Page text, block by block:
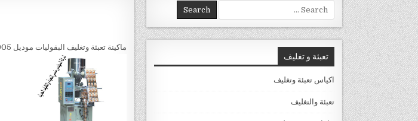
ماكينة تعبئة وتغليف البقوليات موديل 905 ماركة المهندس منسى
Search for:
تعبئة و تغليف
اكياس تعبئة وتغليف
تعبئة والتغليف